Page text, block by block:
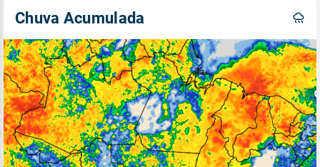
Chuva Acumulada